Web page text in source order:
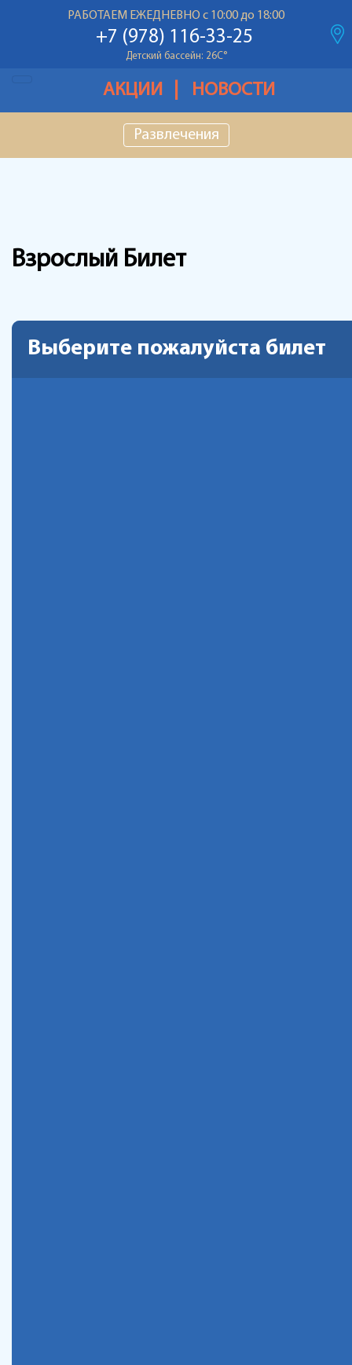
РАБОТАЕМ ЕЖЕДНЕВНО с 10:00 до 18:00
+7 (978) 116-33-25
Основной бассейн: 26С
Детский бассейн: 26С°
Температура воздуха: 28С°
Основной бассейн: 26С°
Детский бассейн: 26С
АКЦИИ НОВОСТИ
Развлечения
Взрослый Билет
Выберите пожалуйста билет